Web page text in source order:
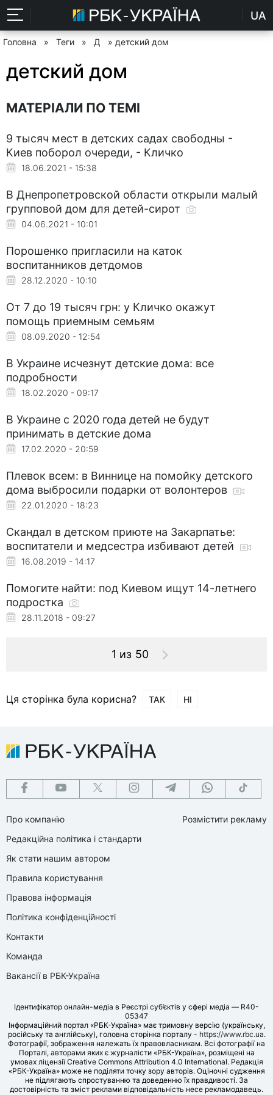
UA
Головна » Теги » Д » детский дом
детский дом
МАТЕРІАЛИ ПО ТЕМІ
9 тысяч мест в детских садах свободны -
Киев поборол очереди, - Кличко
18.06.2021 - 15:38
В Днепропетровской области открыли малый
групповой дом для детей-сирот
04.06.2021 - 10:01
Порошенко пригласили на каток
воспитанников детдомов
28.12.2020 - 10:10
От 7 до 19 тысяч грн: у Кличко окажут
помощь приемным семьям
08.09.2020 - 12:54
В Украине исчезнут детские дома: все
подробности
18.02.2020 - 09:17
В Украине с 2020 года детей не будут
принимать в детские дома
17.02.2020 - 20:59
Плевок всем: в Виннице на помойку детского
дома выбросили подарки от волонтеров
22.01.2020 - 18:23
Скандал в детском приюте на Закарпатье:
воспитатели и медсестра избивают детей
16.08.2019 - 14:17
Помогите найти: под Киевом ищут 14-летнего
подростка
28.11.2018 - 09:27
1 из 50
Ця сторінка була корисна? ТАК НІ
Про компанію
Редакційна політика і стандарти
Як стати нашим автором
Правила користування
Правова інформація
Політика конфіденційності
Контакти
Команда
Вакансії в РБК-Україна
Розмістити рекламу
Ідентифікатор онлайн-медіа в Реєстрі суб’єктів у сфері медіа — R40-
05347
Інформаційний портал «РБК-Україна» має тримовну версію (українську,
російську та англійську), головна сторінка порталу - https://www.rbc.ua.
Фотографії, зображення належать їх правовласникам. Всі фотографії на
Порталі, авторами яких є журналісти «РБК-Україна», розміщені на
умовах ліцензії Creative Commons Attribution 4.0 International. Редакція
«РБК-Україна» може не поділяти точку зору авторів. Оціночні судження
не підлягають спростуванню та доведенню їх правдивості. За
достовірність та зміст реклами відповідальність несе рекламодавець.